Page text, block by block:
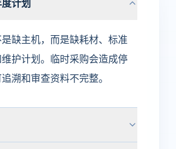
计划
缺主机，而是缺耗材、标准
护计划。临时采购会造成停
溯和审查资料不完整。